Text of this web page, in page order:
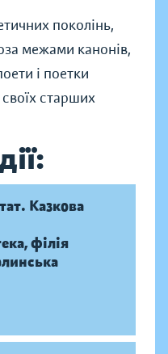
поколінь,
межами канонів,
і поетки
старших
Казкова
філія